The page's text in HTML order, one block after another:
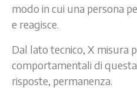
modo in cui una persona
e reagisce.
Dal lato tecnico, X misura
comportamentali di questa
risposte, permanenza.